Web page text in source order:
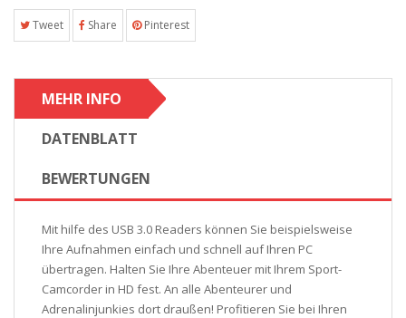
Tweet Share Pinterest
MEHR INFO
DATENBLATT
BEWERTUNGEN
Mit hilfe des USB 3.0 Readers können Sie beispielsweise
Ihre Aufnahmen einfach und schnell auf Ihren PC
übertragen. Halten Sie Ihre Abenteuer mit Ihrem Sport-
Camcorder in HD fest. An alle Abenteurer und
Adrenalinjunkies dort draußen! Profitieren Sie bei Ihren